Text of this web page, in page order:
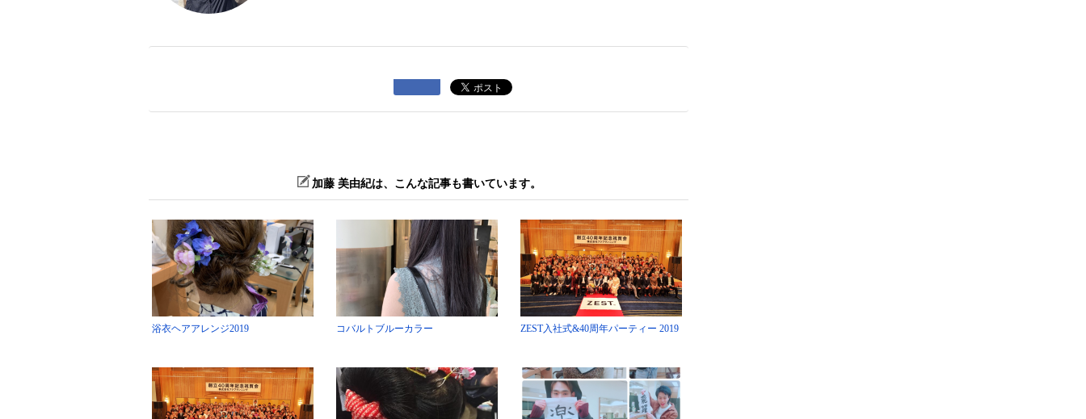
加藤 美由紀は、こんな記事も書いています。
浴衣ヘアアレンジ2019 コバルトブルーカラー ZEST入社式&40周年パーティー 2019